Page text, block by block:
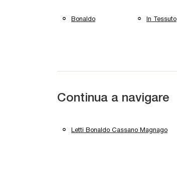
Bonaldo In Tessuto
Continua a navigare
Letti Bonaldo Cassano Magnago